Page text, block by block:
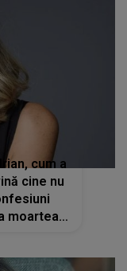
cum a
cine nu
moartea